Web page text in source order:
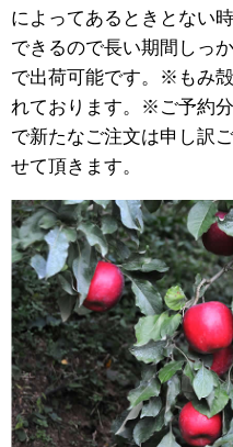
によってあるときとない
できるので長い期間しっ
で出荷可能です。※もみ
れております。※ご予約
で新たなご注文は申し訳
せて頂きます。